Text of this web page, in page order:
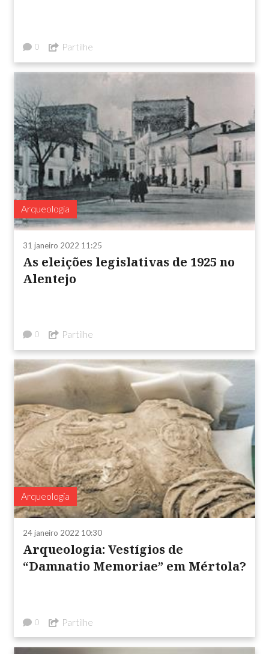
0 Partilhe
Arqueologia
31 janeiro 2022 11:25
As eleições legislativas de 1925 no
Alentejo
0 Partilhe
Arqueologia
24 janeiro 2022 10:30
Arqueologia: Vestígios de
“Damnatio Memoriae” em Mértola?
0 Partilhe